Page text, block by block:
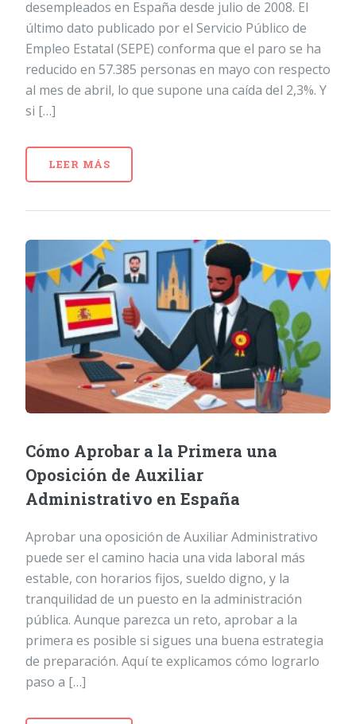
desempleados en España desde julio de 2008. El
último dato publicado por el Servicio Público de
Empleo Estatal (SEPE) conforma que el paro se ha
reducido en 57.385 personas en mayo con respecto
al mes de abril, lo que supone una caída del 2,3%. Y
si […]
LEER MÁS
Cómo Aprobar a la Primera una
Oposición de Auxiliar
Administrativo en España
Aprobar una oposición de Auxiliar Administrativo
puede ser el camino hacia una vida laboral más
estable, con horarios fijos, sueldo digno, y la
tranquilidad de un puesto en la administración
pública. Aunque parezca un reto, aprobar a la
primera es posible si sigues una buena estrategia
de preparación. Aquí te explicamos cómo lograrlo
paso a […]